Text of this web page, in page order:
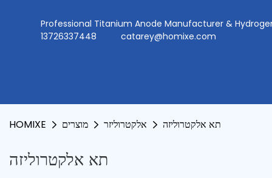
Professional Titanium Anode Manufacturer &
13726337448
catarey@homixe.com
HOMIXE מוצרים אלקטרוליזר תא אלקטרוליזה
תא אלקטרוליזה